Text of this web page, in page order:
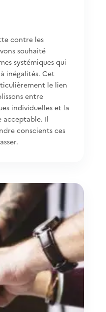
contre les
souhaité
systémiques qui
inégalités. Cet
le lien
entre
individuelles et la
acceptable. Il
conscients ces